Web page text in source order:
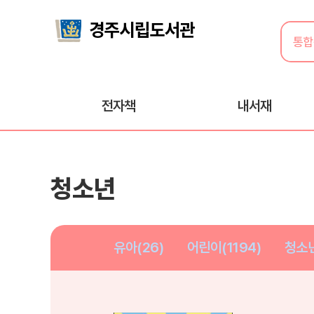
전자책 내서재
청소년
유아(26) 어린이(1194) 청